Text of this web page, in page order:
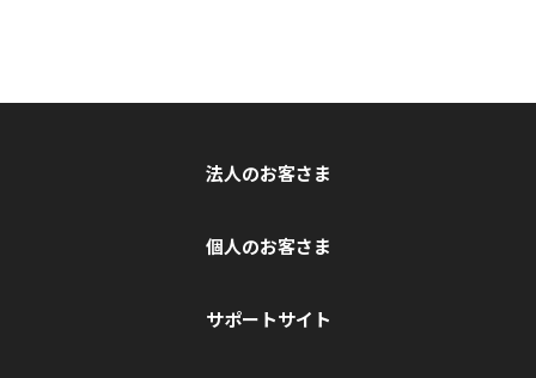
法人のお客さま
個人のお客さま
サポートサイト